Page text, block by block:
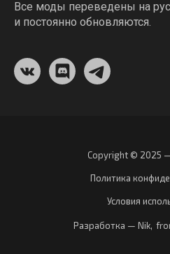
Все моды переведены на
и постоянно обновляются.
Copyright © 2025
Политика
Условия
Разработка — Nik,